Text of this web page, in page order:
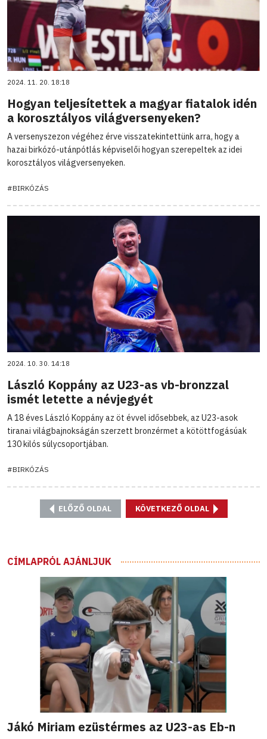
2024. 11. 20. 18:18
Hogyan teljesítettek a magyar fiatalok idén
a korosztályos világversenyeken?
A versenyszezon végéhez érve visszatekintettünk arra, hogy a
hazai birkózó-utánpótlás képviselői hogyan szerepeltek az idei
korosztályos világversenyeken.
#BIRKÓZÁS
2024. 10. 30. 14:18
László Koppány az U23-as vb-bronzzal
ismét letette a névjegyét
A 18 éves László Koppány az öt évvel idősebbek, az U23-asok
tiranai világbajnokságán szerzett bronzérmet a kötöttfogásúak
130 kilós súlycsoportjában.
#BIRKÓZÁS
ELŐZŐ OLDAL KÖVETKEZŐ OLDAL
CÍMLAPRÓL AJÁNLJUK
Jákó Miriam ezüstérmes az U23-as Eb-n